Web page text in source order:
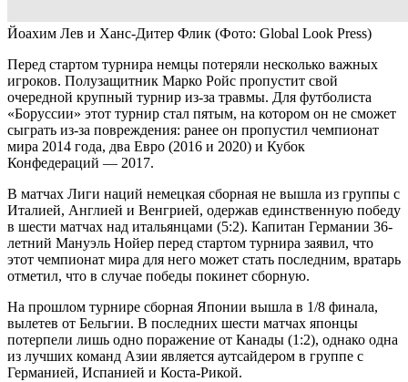
Йоахим Лев и Ханс-Дитер Флик (Фото: Global Look Press)
Перед стартом турнира немцы потеряли несколько важных
игроков. Полузащитник Марко Ройс пропустит свой
очередной крупный турнир из-за травмы. Для футболиста
«Боруссии» этот турнир стал пятым, на котором он не сможет
сыграть из-за повреждения: ранее он пропустил чемпионат
мира 2014 года, два Евро (2016 и 2020) и Кубок
Конфедераций — 2017.
В матчах Лиги наций немецкая сборная не вышла из группы с
Италией, Англией и Венгрией, одержав единственную победу
в шести матчах над итальянцами (5:2). Капитан Германии 36-
летний Мануэль Нойер перед стартом турнира заявил, что
этот чемпионат мира для него может стать последним, вратарь
отметил, что в случае победы покинет сборную.
На прошлом турнире сборная Японии вышла в 1/8 финала,
вылетев от Бельгии. В последних шести матчах японцы
потерпели лишь одно поражение от Канады (1:2), однако одна
из лучших команд Азии является аутсайдером в группе с
Германией, Испанией и Коста-Рикой.